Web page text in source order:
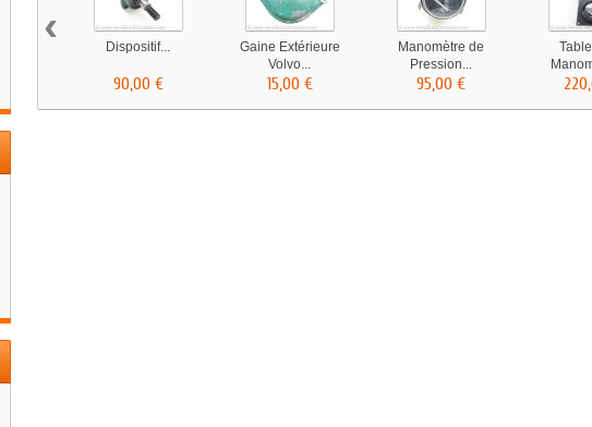
Dispositif...
90,00 €
Gaine Extérieure
Volvo...
15,00 €
Manomètre de
Pression...
95,00 €
‹